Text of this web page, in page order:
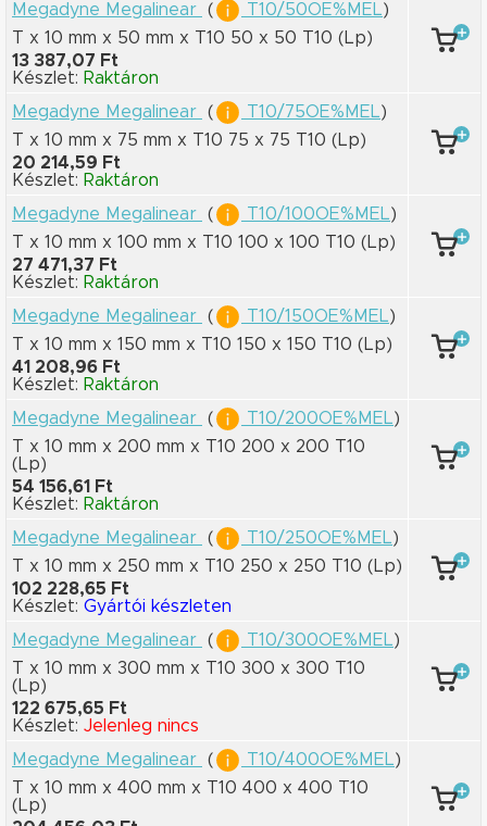
Megadyne Megalinear
( T10/50OE%MEL)
T x 10 mm x 50 mm x T10 50 x 50 T10 (Lp)
13 387,07 Ft
Készlet: Raktáron
Megadyne Megalinear
( T10/75OE%MEL)
T x 10 mm x 75 mm x T10 75 x 75 T10 (Lp)
20 214,59 Ft
Készlet: Raktáron
Megadyne Megalinear
( T10/100OE%MEL)
T x 10 mm x 100 mm x T10 100 x 100 T10 (Lp)
27 471,37 Ft
Készlet: Raktáron
Megadyne Megalinear
( T10/150OE%MEL)
T x 10 mm x 150 mm x T10 150 x 150 T10 (Lp)
41 208,96 Ft
Készlet: Raktáron
Megadyne Megalinear
( T10/200OE%MEL)
T x 10 mm x 200 mm x T10 200 x 200 T10
(Lp)
54 156,61 Ft
Készlet: Raktáron
Megadyne Megalinear
( T10/250OE%MEL)
T x 10 mm x 250 mm x T10 250 x 250 T10 (Lp)
102 228,65 Ft
Készlet: Gyártói készleten
Megadyne Megalinear
( T10/300OE%MEL)
T x 10 mm x 300 mm x T10 300 x 300 T10
(Lp)
122 675,65 Ft
Készlet: Jelenleg nincs
Megadyne Megalinear
( T10/400OE%MEL)
T x 10 mm x 400 mm x T10 400 x 400 T10
(Lp)